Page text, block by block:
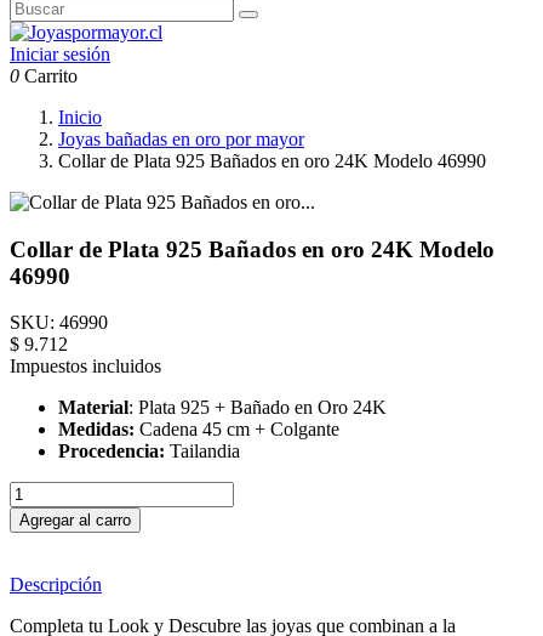
Iniciar sesión
0 Carrito
Inicio
Joyas bañadas en oro por mayor
Collar de Plata 925 Bañados en oro 24K Modelo 46990
Collar de Plata 925 Bañados en oro 24K Modelo
46990
SKU: 46990
$ 9.712
Impuestos incluidos
Material: Plata 925 + Bañado en Oro 24K
Medidas: Cadena 45 cm + Colgante
Procedencia: Tailandia
Agregar al carro
Descripción
Completa tu Look y Descubre las joyas que combinan a la